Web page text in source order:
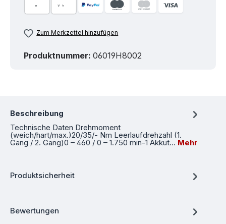
Zum Merkzettel hinzufügen
Produktnummer: 06019H8002
Beschreibung
Technische Daten Drehmoment
(weich/hart/max.)20/35/- Nm Leerlaufdrehzahl (1.
Gang / 2. Gang)0 – 460 / 0 – 1.750 min-1 Akkut… Mehr
Produktsicherheit
Bewertungen